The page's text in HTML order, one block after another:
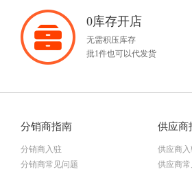
0库存开店
无需积压库存
批1件也可以代发货
分销商指南
分销商入驻
分销商常见问题
供应商
供应商入
供应商